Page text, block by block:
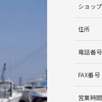
ショッ
住所
電話番号
FAX番号
営業時間